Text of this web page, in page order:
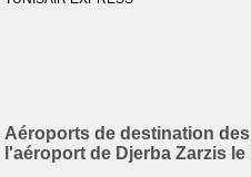
Aéroports de destination
l'aéroport de Djerba Zarzis